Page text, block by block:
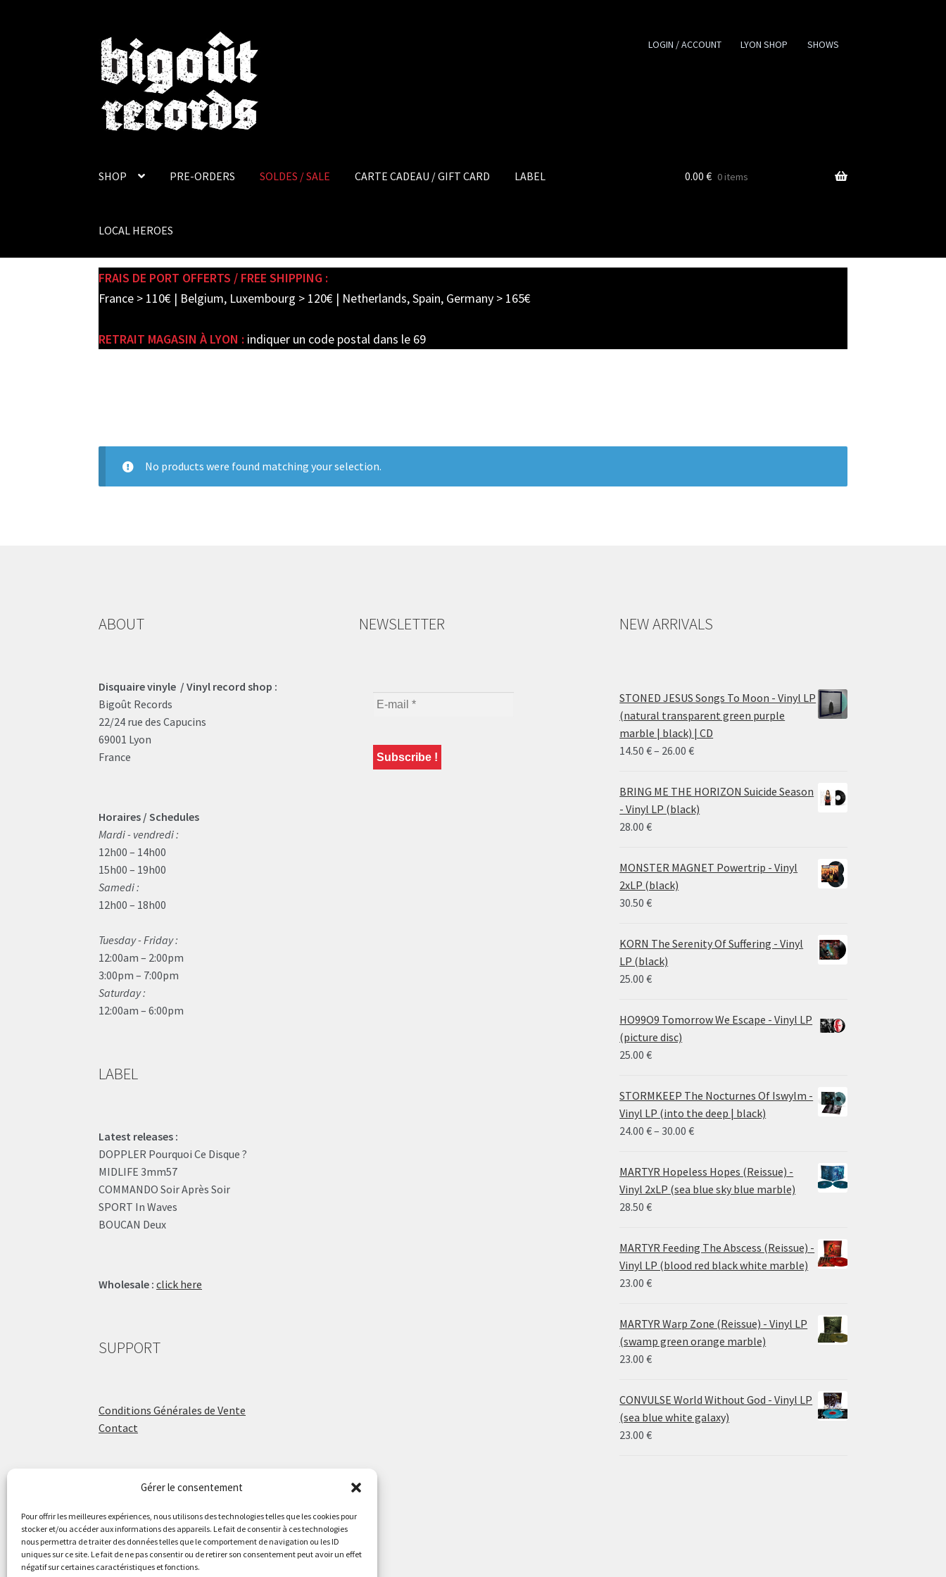
Gérer le consentement
Pour offrir les meilleures expériences, nous utilisons des technologies telles que les cookies pour
stocker et/ou accéder aux informations des appareils. Le fait de consentir à ces technologies
nous permettra de traiter des données telles que le comportement de navigation ou les ID
uniques sur ce site. Le fait de ne pas consentir ou de retirer son consentement peut avoir un effet
négatif sur certaines caractéristiques et fonctions.
Skip
to
navigation
Skip
to
content
LOGIN / ACCOUNT LYON SHOP SHOWS
SHOP PRE-ORDERS SOLDES / SALE CARTE CADEAU / GIFT CARD LABEL
LOCAL HEROES
0.00 € 0 items
FRAIS DE PORT OFFERTS / FREE SHIPPING :
France > 110€ | Belgium, Luxembourg > 120€ | Netherlands, Spain, Germany > 165€
RETRAIT MAGASIN À LYON : indiquer un code postal dans le 69
No products were found matching your selection.
ABOUT
Disquaire vinyle / Vinyl record shop :
Bigoût Records
22/24 rue des Capucins
69001 Lyon
France
Horaires / Schedules
Mardi - vendredi :
12h00 – 14h00
15h00 – 19h00
Samedi :
12h00 – 18h00
Tuesday - Friday :
12:00am – 2:00pm
3:00pm – 7:00pm
Saturday :
12:00am – 6:00pm
LABEL
Latest releases :
DOPPLER Pourquoi Ce Disque ?
MIDLIFE 3mm57
COMMANDO Soir Après Soir
SPORT In Waves
BOUCAN Deux
Wholesale : click here
SUPPORT
Conditions Générales de Vente
Contact
ÉCOLE DE BATTERIE
Raphaël Aboulker
raphaelaboulker.com
NEWSLETTER NEW ARRIVALS
STONED JESUS Songs To Moon - Vinyl LP
(natural transparent green purple
marble | black) | CD
14.50€– 26.00€Price
14.50 €
through
BRING ME THE HORIZON Suicide Season
- Vinyl LP (black)
28.00€
MONSTER MAGNET Powertrip - Vinyl
2xLP (black)
30.50€
KORN The Serenity Of Suffering - Vinyl
LP (black)
25.00€
HO99O9 Tomorrow We Escape - Vinyl LP
(picture disc)
25.00€
STORMKEEP The Nocturnes Of Iswylm -
Vinyl LP (into the deep | black)
24.00€– 30.00€Price
24.00 €
through
MARTYR Hopeless Hopes (Reissue) -
Vinyl 2xLP (sea blue sky blue marble)
28.50€
MARTYR Feeding The Abscess (Reissue) -
Vinyl LP (blood red black white marble)
23.00€
MARTYR Warp Zone (Reissue) - Vinyl LP
(swamp green orange marble)
23.00€
CONVULSE World Without God - Vinyl LP
(sea blue white galaxy)
23.00€